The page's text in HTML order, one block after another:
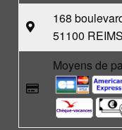
168
51100 REIMS
Moyens de